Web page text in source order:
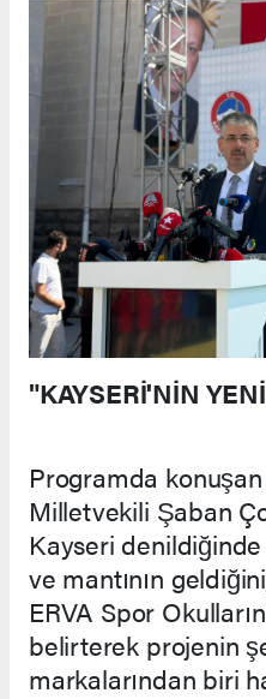
"KAYSERİ'NİN
Programda
Milletvekili Şaban
Kayseri
ve mantının
ERVA Spor
belirterek projenin
markalarından biri